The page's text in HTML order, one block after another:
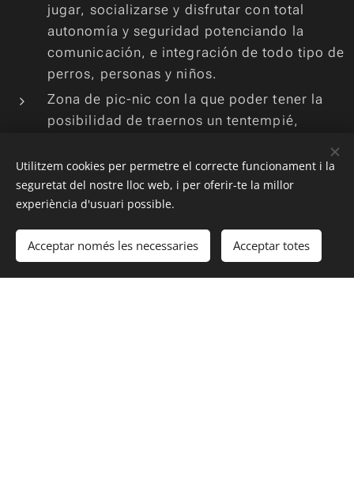
jugar, socializarse y disfrutar con total
autonomía y seguridad potenciando la
comunicación, e integración de todo tipo de
perros, personas y niños.
Zona de pic-nic con la que poder tener la
posibilidad de traernos un tentempié,
incluso en compañía de otras personas
afines a nosotros, con las que seguro que
tendremos muchas experiencias que
compartir.
Utilitzem cookies per permetre el correcte funcionament i la
seguretat del nostre lloc web, i per oferir-te la millor
experiència d'usuari possible.
Acceptar només les necessaries Acceptar totes